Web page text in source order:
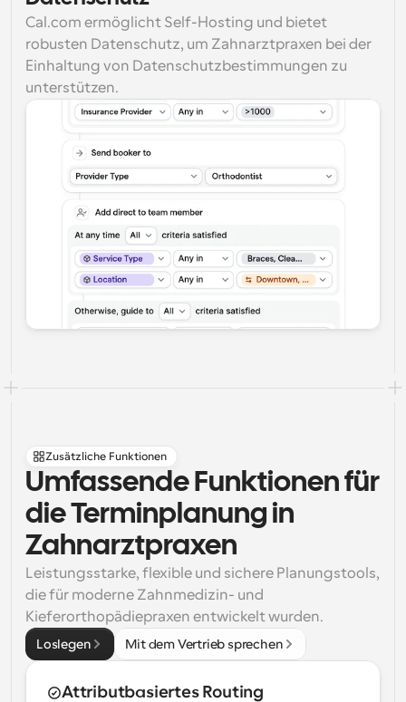
Cal.com ermöglicht Self-Hosting und bietet
robusten Datenschutz, um Zahnarztpraxen bei der
Einhaltung von Datenschutzbestimmungen zu
unterstützen.
Zusätzliche Funktionen
Umfassende Funktionen für
die Terminplanung in
Zahnarztpraxen
Leistungsstarke, flexible und sichere Planungstools,
die für moderne Zahnmedizin- und
Kieferorthopädiepraxen entwickelt wurden.
Loslegen Mit dem Vertrieb sprechen
Attributbasiertes Routing